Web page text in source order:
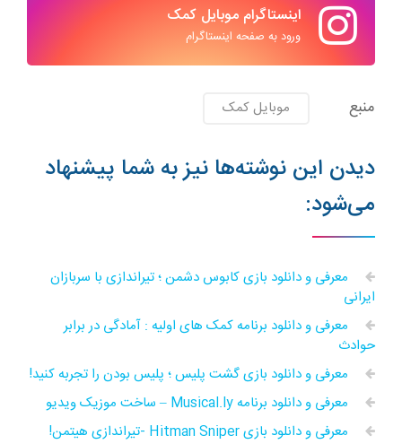
اینستاگرام موبایل کمک
ورود به صفحه اینستاگرام
منبع موبایل کمک
دیدن این نوشته‌ها نیز به شما پیشنهاد
می‌شود:
معرفی و دانلود بازی کابوس دشمن ؛ تیراندازی با سربازان
ایرانی
معرفی و دانلود برنامه کمک های اولیه : آمادگی در برابر
حوادث
معرفی و دانلود بازی گشت پلیس ؛ پلیس بودن را تجربه کنید!
معرفی و دانلود برنامه Musical.ly – ساخت موزیک ویدیو
معرفی و دانلود بازی Hitman Sniper -تیراندازی هیتمن!